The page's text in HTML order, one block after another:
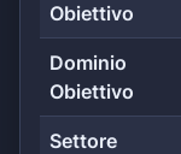
Obiettivo
Dominio
Obiettivo
Settore